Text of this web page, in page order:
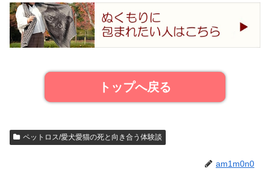
トップへ戻る
ペットロス/愛犬愛猫の死と向き合う体験談
am1m0n0